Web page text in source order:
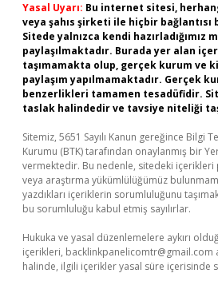
Yasal Uyarı: Bu internet sitesi,
veya şahıs şirketi ile hiçbir bağlantısı
Sitede yalnızca kendi hazırladığımız
paylaşılmaktadır. Burada yer alan
taşımamakta olup, gerçek kurum ve
paylaşım yapılmamaktadır. Gerçek
benzerlikleri tamamen tesadüfidir.
taslak halindedir ve tavsiye niteliği
Sitemiz, 5651 Sayılı Kanun gereğince Bilgi
Kurumu (BTK) tarafından onaylanmış bir
vermektedir. Bu nedenle, sitedeki
veya araştırma yükümlülüğümüz
yazdıkları içeriklerin sorumluluğunu
bu sorumluluğu kabul etmiş sayılırlar.
Hukuka ve yasal düzenlemelere aykırı
içerikleri, backlinkpanelicomtr@gmail.com
halinde, ilgili içerikler yasal süre içerisinde